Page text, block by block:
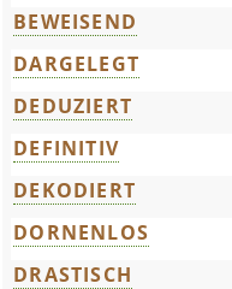
BEWEISEND
DARGELEGT
DEDUZIERT
DEFINITIV
DEKODIERT
DORNENLOS
DRASTISCH